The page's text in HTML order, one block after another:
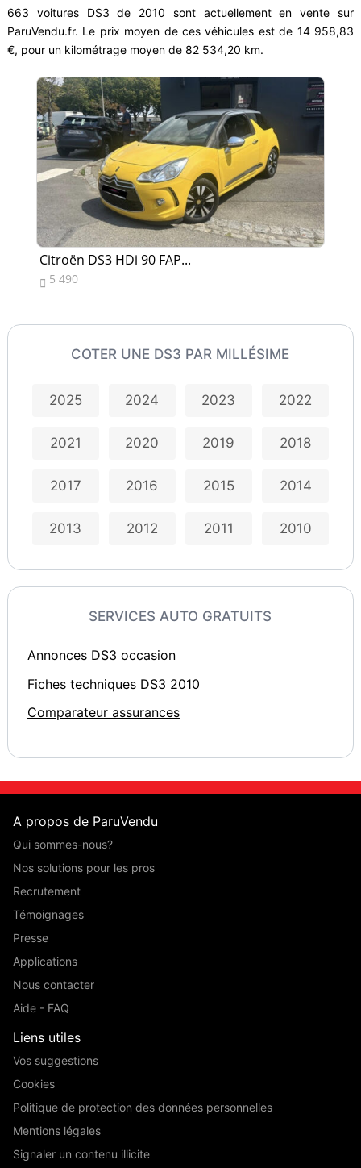
663 voitures DS3 de 2010 sont actuellement en vente sur
ParuVendu.fr. Le prix moyen de ces véhicules est de 14 958,83
€, pour un kilométrage moyen de 82 534,20 km.
Citroën DS3 HDi 90 FAP...
 5 490
COTER UNE DS3 PAR MILLÉSIME
2025 2024 2023 2022
2021 2020 2019 2018
2017 2016 2015 2014
2013 2012 2011 2010
SERVICES AUTO GRATUITS
Annonces DS3 occasion
Fiches techniques DS3 2010
Comparateur assurances
A propos de ParuVendu
Qui sommes-nous?
Nos solutions pour les pros
Recrutement
Témoignages
Presse
Applications
Nous contacter
Aide - FAQ
Liens utiles
Vos suggestions
Cookies
Politique de protection des données personnelles
Mentions légales
Signaler un contenu illicite